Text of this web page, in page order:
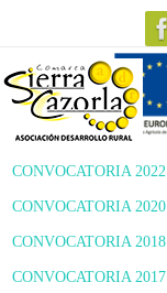
contenido
CONVOCATORIA 2022
CONVOCATORIA 2020
CONVOCATORIA 2018
CONVOCATORIA 2017